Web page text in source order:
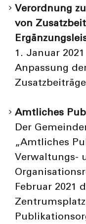
Verordnung
von
1. Januar
Anpassung
Amtliches
Der
„Amtliches
Verwaltungs-
Februar 2021